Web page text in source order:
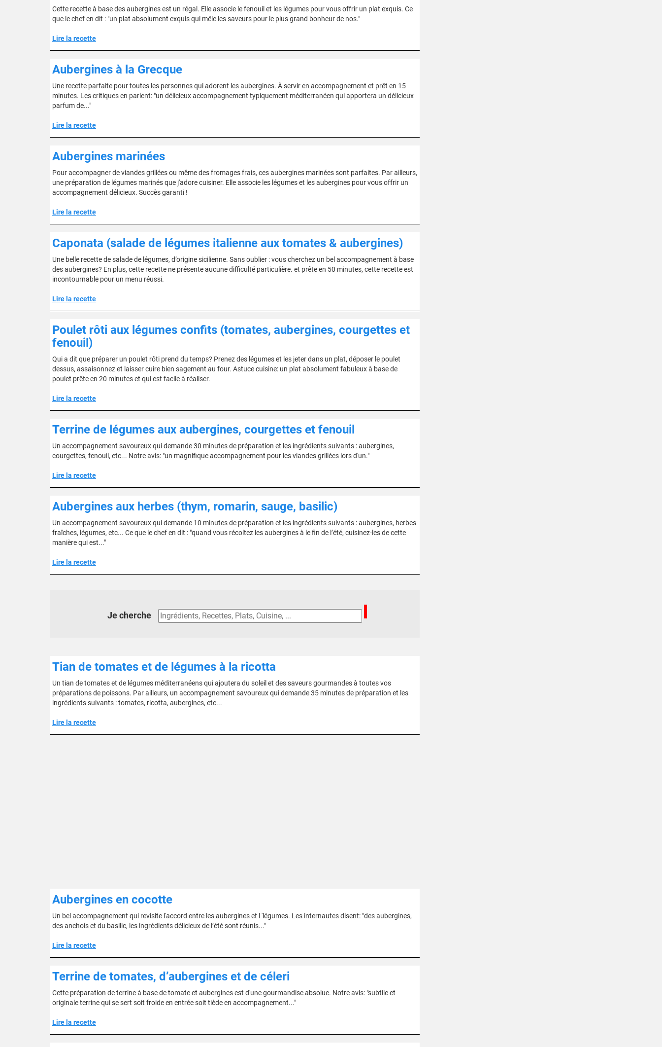
Cette recette à base des aubergines est un régal. Elle associe le fenouil et les légumes pour vous offrir un plat exquis. Ce
que le chef en dit : "un plat absolument exquis qui mêle les saveurs pour le plus grand bonheur de nos."
Lire la recette
Aubergines à la Grecque
Une recette parfaite pour toutes les personnes qui adorent les aubergines. À servir en accompagnement et prêt en 15
minutes. Les critiques en parlent: "un délicieux accompagnement typiquement méditerranéen qui apportera un délicieux
parfum de..."
Lire la recette
Aubergines marinées
Pour accompagner de viandes grillées ou même des fromages frais, ces aubergines marinées sont parfaites. Par ailleurs,
une préparation de légumes marinés que j'adore cuisiner. Elle associe les légumes et les aubergines pour vous offrir un
accompagnement délicieux. Succès garanti !
Lire la recette
Caponata (salade de légumes italienne aux tomates & aubergines)
Une belle recette de salade de légumes, d’origine sicilienne. Sans oublier : vous cherchez un bel accompagnement à base
des aubergines? En plus, cette recette ne présente aucune difficulté particulière. et prête en 50 minutes, cette recette est
incontournable pour un menu réussi.
Lire la recette
Poulet rôti aux légumes confits (tomates, aubergines, courgettes et
fenouil)
Qui a dit que préparer un poulet rôti prend du temps? Prenez des légumes et les jeter dans un plat, déposer le poulet
dessus, assaisonnez et laisser cuire bien sagement au four. Astuce cuisine: un plat absolument fabuleux à base de
poulet prête en 20 minutes et qui est facile à réaliser.
Lire la recette
Terrine de légumes aux aubergines, courgettes et fenouil
Un accompagnement savoureux qui demande 30 minutes de préparation et les ingrédients suivants : aubergines,
courgettes, fenouil, etc... Notre avis: "un magnifique accompagnement pour les viandes grillées lors d'un."
Lire la recette
Aubergines aux herbes (thym, romarin, sauge, basilic)
Un accompagnement savoureux qui demande 10 minutes de préparation et les ingrédients suivants : aubergines, herbes
fraîches, légumes, etc... Ce que le chef en dit : "quand vous récoltez les aubergines à le fin de l’été, cuisinez-les de cette
manière qui est..."
Lire la recette
Je cherche
Tian de tomates et de légumes à la ricotta
Un tian de tomates et de légumes méditerranéens qui ajoutera du soleil et des saveurs gourmandes à toutes vos
préparations de poissons. Par ailleurs, un accompagnement savoureux qui demande 35 minutes de préparation et les
ingrédients suivants : tomates, ricotta, aubergines, etc...
Lire la recette
Aubergines en cocotte
Un bel accompagnement qui revisite l'accord entre les aubergines et l 'légumes. Les internautes disent: "des aubergines,
des anchois et du basilic, les ingrédients délicieux de l’été sont réunis..."
Lire la recette
Terrine de tomates, d’aubergines et de céleri
Cette préparation de terrine à base de tomate et aubergines est d'une gourmandise absolue. Notre avis: "subtile et
originale terrine qui se sert soit froide en entrée soit tiède en accompagnement..."
Lire la recette